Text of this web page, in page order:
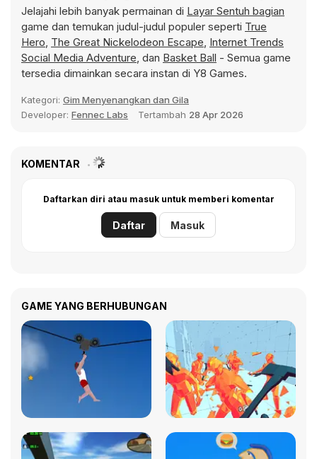
Jelajahi lebih banyak permainan di Layar Sentuh bagian
game dan temukan judul-judul populer seperti True
Hero, The Great Nickelodeon Escape, Internet Trends
Social Media Adventure, dan Basket Ball - Semua game
tersedia dimainkan secara instan di Y8 Games.
Kategori: Gim Menyenangkan dan Gila
Developer: Fennec Labs Tertambah 28 Apr 2026
KOMENTAR
Daftarkan diri atau masuk untuk memberi komentar
Daftar Masuk
GAME YANG BERHUBUNGAN